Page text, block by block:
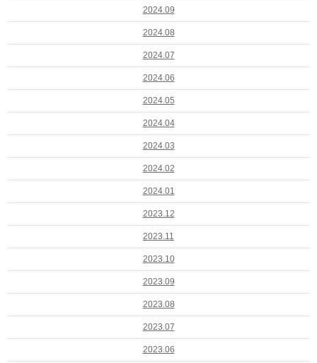
2024.09
2024.08
2024.07
2024.06
2024.05
2024.04
2024.03
2024.02
2024.01
2023.12
2023.11
2023.10
2023.09
2023.08
2023.07
2023.06